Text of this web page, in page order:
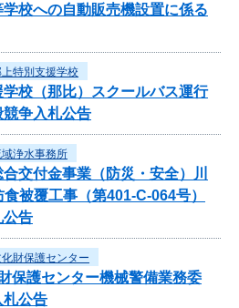
校への自動販売機設置に係る
特別支援学校
校（那比）スクールバス運行
争入札公告
浄水事務所
交付金事業（防災・安全）川
被覆工事（第401-C-064号）
公告
財保護センター
保護センター機械警備業務委
札公告